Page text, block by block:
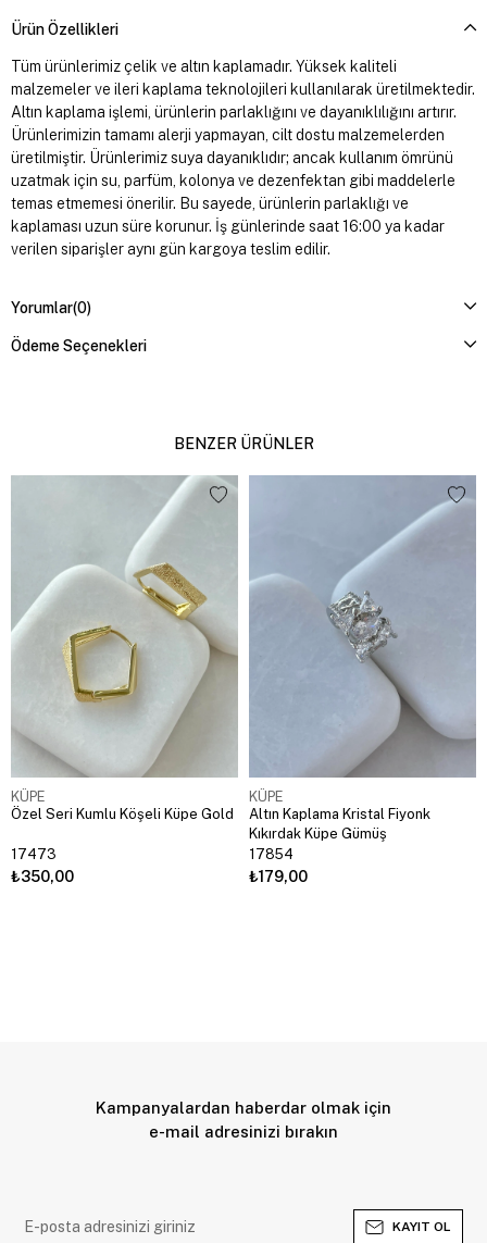
Ürün Özellikleri
Tüm ürünlerimiz çelik ve altın kaplamadır. Yüksek kaliteli
malzemeler ve ileri kaplama teknolojileri kullanılarak üretilmektedir.
Altın kaplama işlemi, ürünlerin parlaklığını ve dayanıklılığını artırır.
Ürünlerimizin tamamı alerji yapmayan, cilt dostu malzemelerden
üretilmiştir. Ürünlerimiz suya dayanıklıdır; ancak kullanım ömrünü
uzatmak için su, parfüm, kolonya ve dezenfektan gibi maddelerle
temas etmemesi önerilir. Bu sayede, ürünlerin parlaklığı ve
kaplaması uzun süre korunur. İş günlerinde saat 16:00 ya kadar
verilen siparişler aynı gün kargoya teslim edilir.
Yorumlar(0)
Ödeme Seçenekleri
BENZER ÜRÜNLER
KÜPE
Özel Seri Kumlu Köşeli Küpe Gold
17473
₺350,00
KÜPE
Altın Kaplama Kristal Fiyonk
Kıkırdak Küpe Gümüş
17854
₺179,00
Kampanyalardan haberdar olmak için
e-mail adresinizi bırakın
KAYIT OL